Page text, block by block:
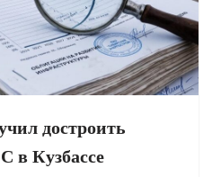
достроить
в Кузбассе